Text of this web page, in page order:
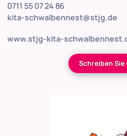
0711 55 07 24 86
kita-schwalbennest@stjg.de
www.stjg-kita-
Schreiben Sie